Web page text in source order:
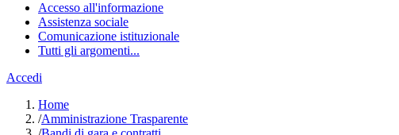
Accesso all'informazione
Assistenza sociale
Comunicazione istituzionale
Tutti gli argomenti...
Accedi
Home
/Amministrazione Trasparente